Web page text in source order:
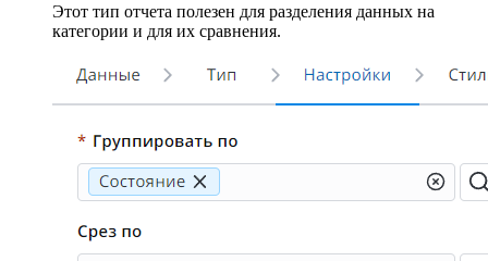
Этот тип отчета полезен для разделения данных на
категории и для их сравнения.